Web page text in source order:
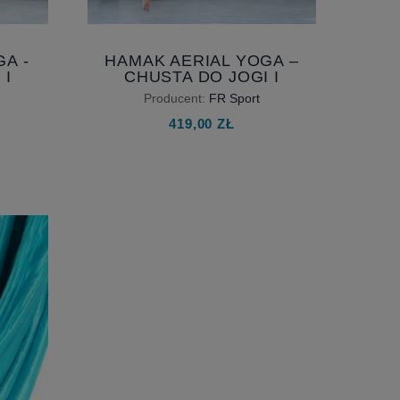
-
I
HAMAK AERIAL YOGA –
CHUSTA DO JOGI I
AKROBATYKI 4 M, NA
TAŚMACH
Producent: FR Sport
419,00 ZŁ